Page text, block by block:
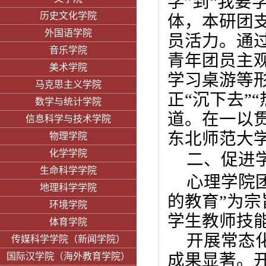
历史文化学院
外国语学院
音乐学院
美术学院
马克思主义学院
数学与统计学院
信息科学与技术学院
物理学院
化学学院
生命科学学院
地理科学学院
环境学院
体育学院
传媒科学学院（新闻学院）
国际汉学院（海外教育学院）
体，本研团
员活力。通
青年团员主
学习桌游等
正“沉下去
道。在一以
东北师范大
二、促进
心理学院
的教育”为
学生教师技
开展常态
成果显著。